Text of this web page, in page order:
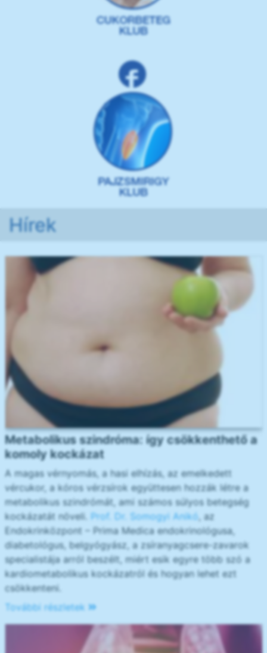
Hírek
Metabolikus szindróma: így csökkenthető a
komoly kockázat
A magas vérnyomás, a hasi elhízás, az emelkedett
vércukor, a kóros vérzsírok együttesen hozzák létre a
metabolikus szindrómát, ami számos súlyos betegség
kockázatát növeli. Prof. Dr. Somogyi Anikó, az
Endokrinközpont – Prima Medica endokrinológusa,
diabetológus, belgyógyász, a zsíranyagcsere-zavarok
specialistája arról beszélt, miért esik egyre több szó a
kardiometabolikus kockázatról és hogyan lehet ezt
csökkenteni.
További részletek